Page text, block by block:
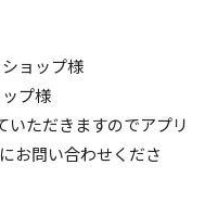
ョップ様
プ様
いただきますのでアプリ
お問い合わせくださ